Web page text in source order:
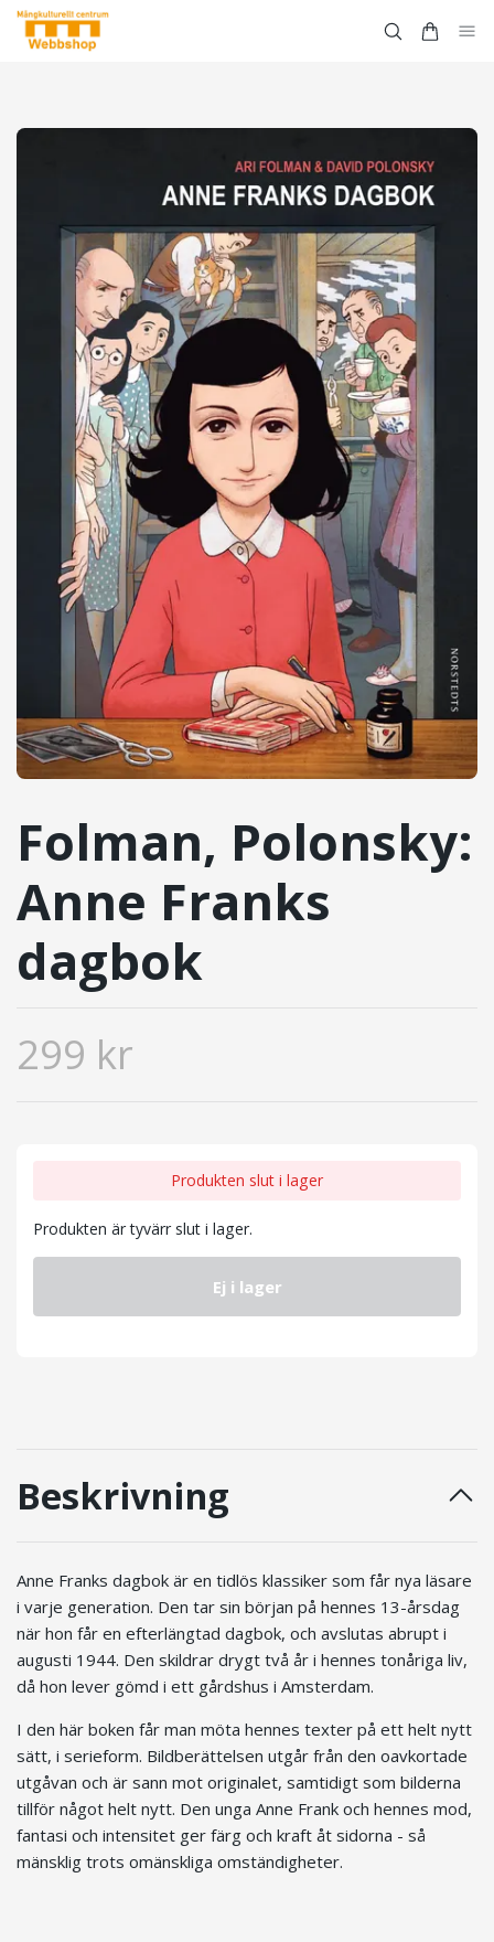
Folman, Polonsky:
Anne Franks
dagbok
299 kr
Produkten slut i lager
Produkten är tyvärr slut i lager.
Ej i lager
Beskrivning
Anne Franks dagbok är en tidlös klassiker som får nya läsare
i varje generation. Den tar sin början på hennes 13-årsdag
när hon får en efterlängtad dagbok, och avslutas abrupt i
augusti 1944. Den skildrar drygt två år i hennes tonåriga liv,
då hon lever gömd i ett gårdshus i Amsterdam.
I den här boken får man möta hennes texter på ett helt nytt
sätt, i serieform. Bildberättelsen utgår från den oavkortade
utgåvan och är sann mot originalet, samtidigt som bilderna
tillför något helt nytt. Den unga Anne Frank och hennes mod,
fantasi och intensitet ger färg och kraft åt sidorna - så
mänsklig trots omänskliga omständigheter.